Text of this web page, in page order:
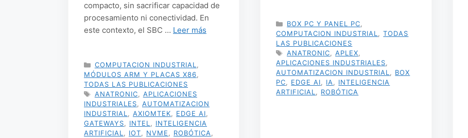
compacto, sin sacrificar capacidad de
procesamiento ni conectividad. En
este contexto, el SBC … Leer más
CATEGORÍAS
COMPUTACION INDUSTRIAL
MÓDULOS ARM Y PLACAS X86
TODAS LAS PUBLICACIONES
ETIQUETAS
ANATRONIC
APLICACIONES
INDUSTRIALES
AUTOMATIZACION
INDUSTRIAL
AXIOMTEK EDGE AI
GATEWAYS
INTEL
INTELIGENCIA
ARTIFICIAL
IOT NVME ROBÓTICA
CATEGORÍAS
BOX PC Y PANEL PC
COMPUTACION INDUSTRIAL
,TODAS
LAS PUBLICACIONES
ETIQUETAS
ANATRONIC ,APLEX
APLICACIONES INDUSTRIALES
AUTOMATIZACION INDUSTRIAL
BOX
PC
EDGE AI IA
INTELIGENCIA
ARTIFICIAL
ROBÓTICA